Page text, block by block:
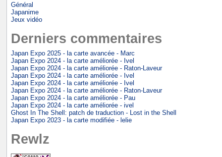
Général
Japanime
Jeux vidéo
Derniers commentaires
Japan Expo 2025 - la carte avancée - Marc
Japan Expo 2024 - la carte améliorée - Ivel
Japan Expo 2024 - la carte améliorée - Raton-Laveur
Japan Expo 2024 - la carte améliorée - Ivel
Japan Expo 2024 - la carte améliorée - Ivel
Japan Expo 2024 - la carte améliorée - Raton-Laveur
Japan Expo 2024 - la carte améliorée - Pau
Japan Expo 2024 - la carte améliorée - ivel
Ghost In The Shell: patch de traduction - Lost in the Shell
Japan Expo 2023 - la carte modifiée - lelie
Rewlz